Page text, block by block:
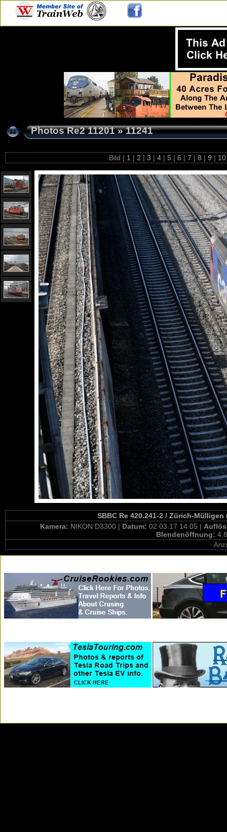
Photos Re2 11201»11241
Bild | 1 | 2 | 3 | 4 | 5 | 6 | 7 | 8 | 9 |
SBBC Re 420.241-2 / Zürich-
Kamera: NIKON D3300 | Datum: 02.03.17 14:05 |
Blendenöffnung: